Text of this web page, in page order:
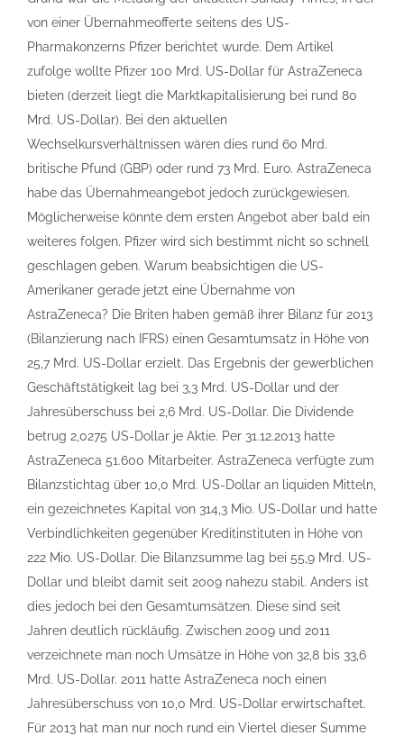
von einer Übernahmeofferte seitens des US-
Pharmakonzerns Pfizer berichtet wurde. Dem Artikel
zufolge wollte Pfizer 100 Mrd. US-Dollar für AstraZeneca
bieten (derzeit liegt die Marktkapitalisierung bei rund 80
Mrd. US-Dollar). Bei den aktuellen
Wechselkursverhältnissen wären dies rund 60 Mrd.
britische Pfund (GBP) oder rund 73 Mrd. Euro. AstraZeneca
habe das Übernahmeangebot jedoch zurückgewiesen.
Möglicherweise könnte dem ersten Angebot aber bald ein
weiteres folgen. Pfizer wird sich bestimmt nicht so schnell
geschlagen geben. Warum beabsichtigen die US-
Amerikaner gerade jetzt eine Übernahme von
AstraZeneca? Die Briten haben gemäß ihrer Bilanz für 2013
(Bilanzierung nach IFRS) einen Gesamtumsatz in Höhe von
25,7 Mrd. US-Dollar erzielt. Das Ergebnis der gewerblichen
Geschäftstätigkeit lag bei 3,3 Mrd. US-Dollar und der
Jahresüberschuss bei 2,6 Mrd. US-Dollar. Die Dividende
betrug 2,0275 US-Dollar je Aktie. Per 31.12.2013 hatte
AstraZeneca 51.600 Mitarbeiter. AstraZeneca verfügte zum
Bilanzstichtag über 10,0 Mrd. US-Dollar an liquiden Mitteln,
ein gezeichnetes Kapital von 314,3 Mio. US-Dollar und hatte
Verbindlichkeiten gegenüber Kreditinstituten in Höhe von
222 Mio. US-Dollar. Die Bilanzsumme lag bei 55,9 Mrd. US-
Dollar und bleibt damit seit 2009 nahezu stabil. Anders ist
dies jedoch bei den Gesamtumsätzen. Diese sind seit
Jahren deutlich rückläufig. Zwischen 2009 und 2011
verzeichnete man noch Umsätze in Höhe von 32,8 bis 33,6
Mrd. US-Dollar. 2011 hatte AstraZeneca noch einen
Jahresüberschuss von 10,0 Mrd. US-Dollar erwirtschaftet.
Für 2013 hat man nur noch rund ein Viertel dieser Summe